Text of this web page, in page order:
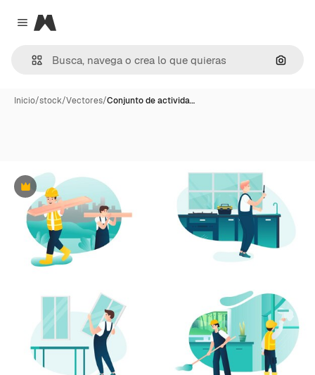
Close menu
Magnific
Inicio/stock/Vectores/Conjunto de activida…
Premium